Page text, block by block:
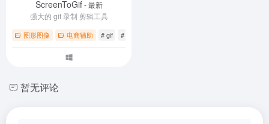
ScreenToGif- 最新
强大的 gif 录制 剪辑工具
图形图像 电商辅助 # gif # 免费
暂无评论